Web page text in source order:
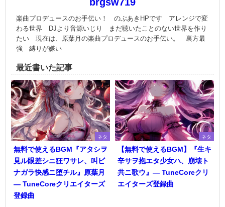
brgsw719
楽曲プロデュースのお手伝い！ のぶあきHPです アレンジで変
わる世界 DJより音源いじり まだ聴いたことのない世界を作り
たい 現在は、原葉月の楽曲プロデュースのお手伝い。 裏方最
強 縛りが嫌い
最近書いた記事
ネタ
無料で使えるBGM『アタシヲ
見ル眼差シニ狂ワサレ、叫ビ
ナガラ快感ニ堕チル』原葉月
― TuneCoreクリエイターズ
登録曲
ネタ
【無料で使えるBGM】『生キ
辛サヲ抱エタ少女ハ、崩壊ト
共ニ歌ウ』― TuneCoreクリ
エイターズ登録曲